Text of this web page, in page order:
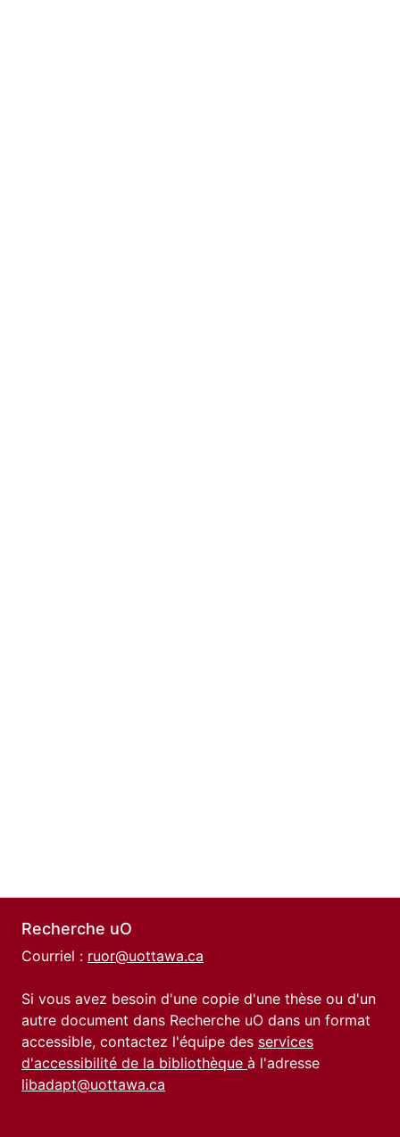
Recherche uO
Courriel : ruor@uottawa.ca
Si vous avez besoin d'une copie d'une thèse ou d'un
autre document dans Recherche uO dans un format
accessible, contactez l'équipe des services
d'accessibilité de la bibliothèque à l'adresse
libadapt@uottawa.ca